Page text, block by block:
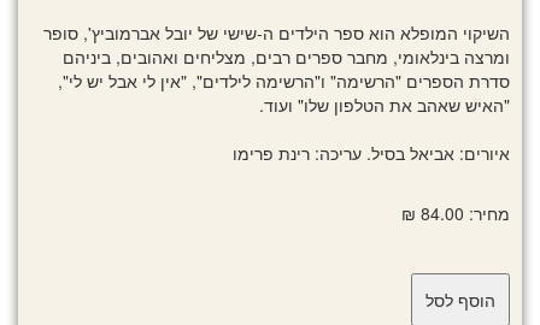
השיקוי המופלא הוא ספר הילדים ה-שישי של יובל אברמוביץ', סופר
ומרצה בינלאומי, מחבר ספרים רבים, מצליחים ואהובים, ביניהם
סדרת הספרים "הרשימה" ו"הרשימה לילדים", "אין לי אבל יש לי",
"האיש שאהב את הטלפון שלו" ועוד.
איורים: אביאל בסיל. עריכה: רינת פרימו
מחיר: 84.00 ₪